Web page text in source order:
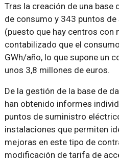
Tras la creación de una
de consumo y 343 puntos
(puesto que hay centros con
contabilizado que el
GWh/año, lo que supone un
unos 3,8 millones de euros.
De la gestión de la base de
han obtenido informes
puntos de suministro
instalaciones que permiten
mejoras en este tipo de
modificación de tarifa de